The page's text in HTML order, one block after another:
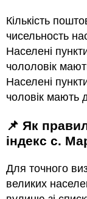
Кількість
чисельность
Населені
чололовік
Населені
чоловік мають
📌 Як правильно визначити поштовий
індекс с.
Для точного
великих